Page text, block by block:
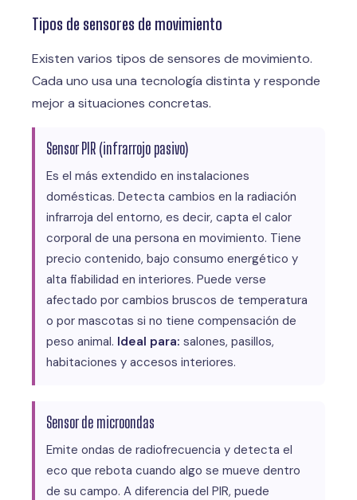
Tipos de sensores de movimiento
Existen varios tipos de sensores de movimiento.
Cada uno usa una tecnología distinta y responde
mejor a situaciones concretas.
Sensor PIR (infrarrojo pasivo)
Es el más extendido en instalaciones
domésticas. Detecta cambios en la radiación
infrarroja del entorno, es decir, capta el calor
corporal de una persona en movimiento. Tiene
precio contenido, bajo consumo energético y
alta fiabilidad en interiores. Puede verse
afectado por cambios bruscos de temperatura
o por mascotas si no tiene compensación de
peso animal. Ideal para: salones, pasillos,
habitaciones y accesos interiores.
Sensor de microondas
Emite ondas de radiofrecuencia y detecta el
eco que rebota cuando algo se mueve dentro
de su campo. A diferencia del PIR, puede